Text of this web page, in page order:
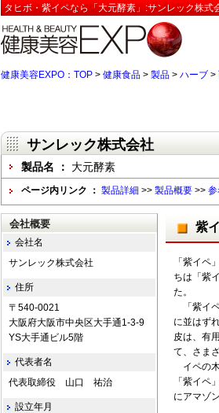
タヒボ・紫イペなら「大元酵素」:サンレック株式
健康美容EXPO：TOP > 健康食品 > 製品 > ハーブ >
サンレック株式会社
製品名 ： 大元酵素
ページ内リンク ： 製品詳細 >> 製品概要 >>
紫
「紫イペ
ちは「紫
た。
「紫イ
に並はず
皮は、有
て、さま
イペの
「紫イペ
にアマゾ
会社概要
会社名
サンレック株式会社
住所
〒540-0021
大阪府大阪市中央区大手通1-3-9
YS大手通ビル5階
代表者名
代表取締役 山口 祐治
設立年月